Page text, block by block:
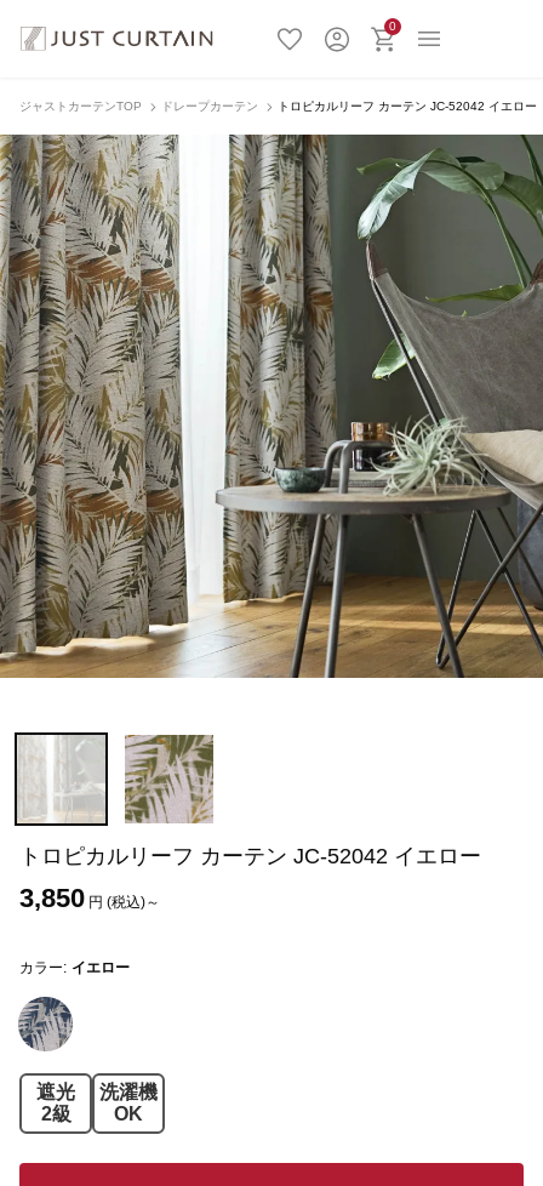
0
ジャストカーテンTOP ドレープカーテン トロピカルリーフ カーテン JC-52042 イエロー
トロピカルリーフ カーテン JC-52042 イエロー
3,850 円 (税込)～
カラー: イエロー
遮光
2級
洗濯機
OK